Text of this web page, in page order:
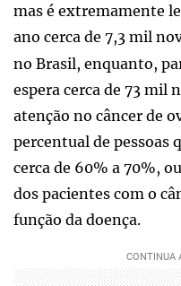
mas é extremamente
ano cerca de 7,3 mil
no Brasil, enquanto,
espera cerca de 73 mil
atenção no câncer de
percentual de pessoas
cerca de 60% a 70%,
dos pacientes com o
função da doença.